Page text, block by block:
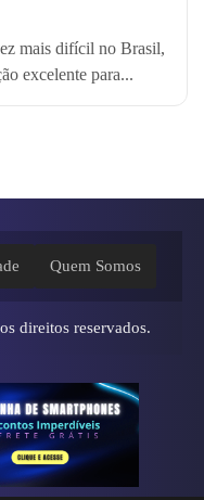
mais difícil no Brasil,
excelente para...
Quem Somos
direitos reservados.